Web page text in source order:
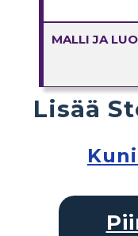
MALLI JA
Lisää